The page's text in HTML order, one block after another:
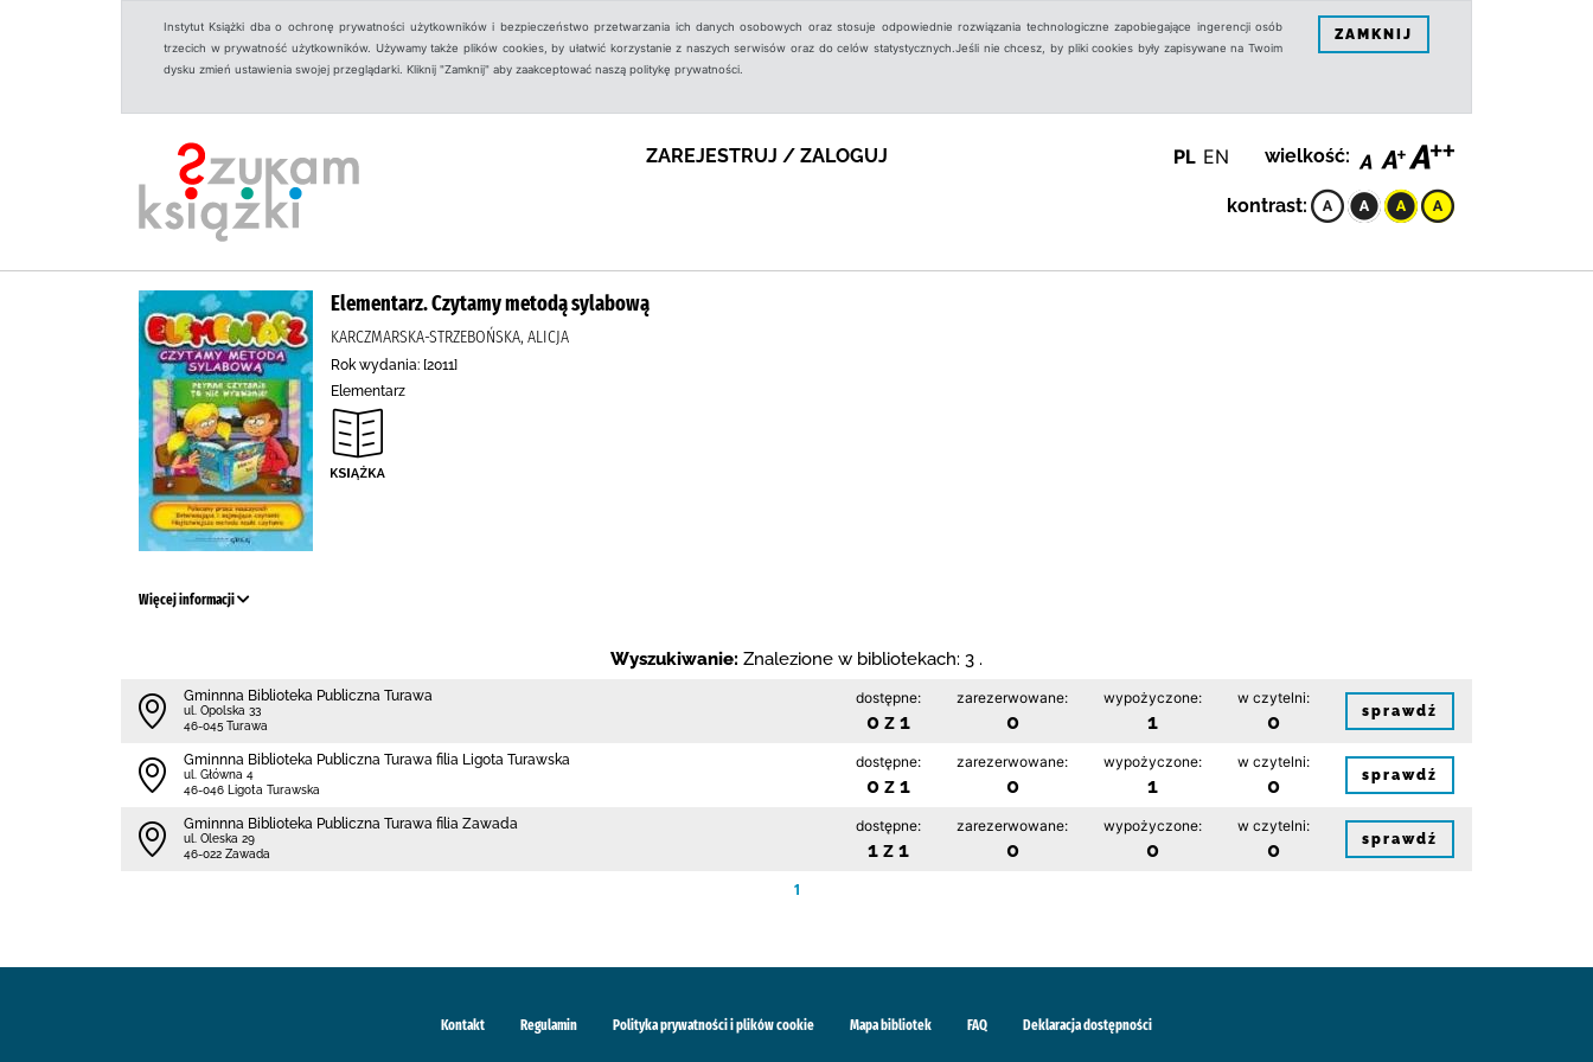
Instytut Książki dba o ochronę prywatności użytkowników i bezpieczeństwo przetwarzania ich danych osobowych oraz stosuje odpowiednie rozwiązania technologiczne zapobiegające ingerencji osób
trzecich w prywatność użytkowników. Używamy także plików cookies, by ułatwić korzystanie z naszych serwisów oraz do celów statystycznych.Jeśli nie chcesz, by pliki cookies były zapisywane na Twoim
dysku zmień ustawienia swojej przeglądarki. Kliknij "Zamknij" aby zaakceptować naszą politykę prywatności.
ZAMKNIJ
ZAREJESTRUJ / ZALOGUJ PL EN wielkość:
kontrast:
Elementarz. Czytamy metodą sylabową
KARCZMARSKA-STRZEBOŃSKA, ALICJA
Rok wydania: [2011]
Elementarz
Więcej informacji
Wyszukiwanie: Znalezione w bibliotekach: 3 .
Gminnna Biblioteka Publiczna Turawa
ul. Opolska 33
46-045 Turawa
dostępne:
0 z 1
zarezerwowane:
0
wypożyczone:
1
w czytelni:
0 sprawdź
Gminnna Biblioteka Publiczna Turawa filia Ligota Turawska
ul. Główna 4
46-046 Ligota Turawska
dostępne:
0 z 1
zarezerwowane:
0
wypożyczone:
1
w czytelni:
0 sprawdź
Gminnna Biblioteka Publiczna Turawa filia Zawada
ul. Oleska 29
46-022 Zawada
dostępne:
1 z 1
zarezerwowane:
0
wypożyczone:
0
w czytelni:
0 sprawdź
1
Kontakt Regulamin Polityka prywatności i plików cookie Mapa bibliotek FAQ Deklaracja dostępności